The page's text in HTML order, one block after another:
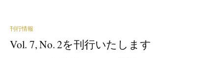
刊行情報
Vol. 7, No. 2を刊行いたします